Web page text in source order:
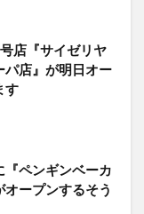
店『サイゼリヤ
パ店』が明日オー
す
『ペンギンベーカ
オープンするそう